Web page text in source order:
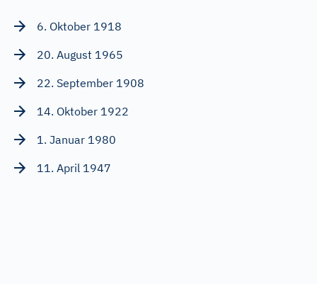
6. Oktober 1918
20. August 1965
22. September 1908
14. Oktober 1922
1. Januar 1980
11. April 1947